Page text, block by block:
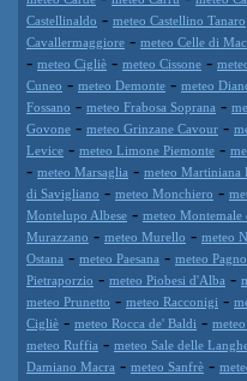
Castellinaldo - meteo Castellino Tanaro
Cavallermaggiore - meteo Celle di
- meteo Cigliè - meteo Cissone -
Cuneo - meteo Demonte - meteo
Fossano - meteo Frabosa Soprana -
Govone - meteo Grinzane Cavour -
Levice - meteo Limone Piemonte -
- meteo Marsaglia - meteo Martiniana
di Savigliano - meteo Monchiero -
Montelupo Albese - meteo Montemale
Murazzano - meteo Murello - meteo
Ostana - meteo Paesana - meteo Pagno
Pietraporzio - meteo Piobesi d'Alba -
meteo Prunetto - meteo Racconigi -
Cigliè - meteo Rocca de' Baldi -
meteo Ruffia - meteo Sale delle
Damiano Macra - meteo Sanfrè -